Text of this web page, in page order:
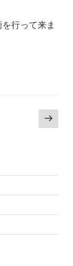
行って来ま
次
の